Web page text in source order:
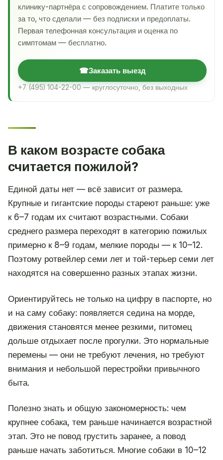
клинику-партнёра с сопровождением. Платите только
за то, что сделали — без подписки и предоплаты.
Первая телефонная консультация и оценка по
симптомам — бесплатно.
☎Заказать выезд
+7 (495) 104-22-00 — круглосуточно, без выходных
В каком возрасте собака
считается пожилой?
Единой даты нет — всё зависит от размера.
Крупные и гигантские породы стареют раньше: уже
к 6–7 годам их считают возрастными. Собаки
среднего размера переходят в категорию пожилых
примерно к 8–9 годам, мелкие породы — к 10–12.
Поэтому ротвейлер семи лет и той-терьер семи лет
находятся на совершенно разных этапах жизни.
Ориентируйтесь не только на цифру в паспорте, но
и на саму собаку: появляется седина на морде,
движения становятся менее резкими, питомец
дольше отдыхает после прогулки. Это нормальные
перемены — они не требуют лечения, но требуют
внимания и небольшой перестройки привычного
быта.
Полезно знать и общую закономерность: чем
крупнее собака, тем раньше начинается возрастной
этап. Это не повод грустить заранее, а повод
раньше начать заботиться. Многие собаки в 10–12